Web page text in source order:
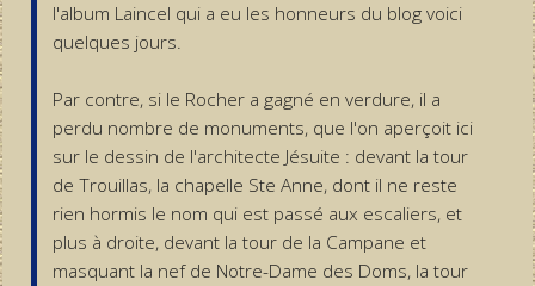
l'album Laincel qui a eu les honneurs du blog voici
quelques jours.
Par contre, si le Rocher a gagné en verdure, il a
perdu nombre de monuments, que l'on aperçoit ici
sur le dessin de l'architecte Jésuite : devant la tour
de Trouillas, la chapelle Ste Anne, dont il ne reste
rien hormis le nom qui est passé aux escaliers, et
plus à droite, devant la tour de la Campane et
masquant la nef de Notre-Dame des Doms, la tour